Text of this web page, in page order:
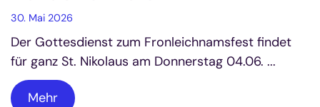
30. Mai 2026
Der Gottesdienst zum Fronleichnamsfest findet
für ganz St. Nikolaus am Donnerstag 04.06. ...
Mehr